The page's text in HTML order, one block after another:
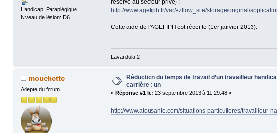
Handicap: Paraplégique
Niveau de lésion: D6
réservé au secteur privé) :
http://www.agefiph.fr/var/ezflow_site/storage/original/
Cette aide de l'AGEFIPH est récente (1er janvier 2013).
Lavandula 2
mouchette
Adepte du forum
Réduction du temps de travail d’un travailleur
carrière : un
« Réponse #1 le: 23 septembre 2013 à 11:29:48 »
http://www.atousante.com/situations-particulieres/travailleur-